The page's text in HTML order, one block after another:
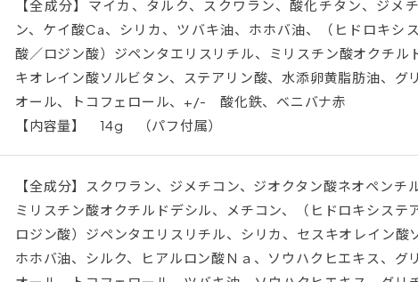
【全成分】マイカ、タルク、スクワラン、酸化チタン、ジメ
ン、ケイ酸Ca、シリカ、ツバキ油、ホホバ油、（ヒドロキシ
酸／ロジン酸）ジペンタエリスリチル、ミリスチン酸オクチル
キオレイン酸ソルビタン、ステアリン酸、水添卵黄脂肪油、グ
オール、トコフェロール、+/- 酸化鉄、ベニバナ赤
【内容量】 14g （パフ付属）
【全成分】スクワラン、ジメチコン、ジオクタン酸ネオペンチ
ミリスチン酸オクチルドデシル、メチコン、（ヒドロキシステ
ロジン酸）ジペンタエリスリチル、シリカ、セスキオレイン酸
ホホバ油、シルク、ヒアルロン酸Ｎａ、ソウハクヒエキス、グ